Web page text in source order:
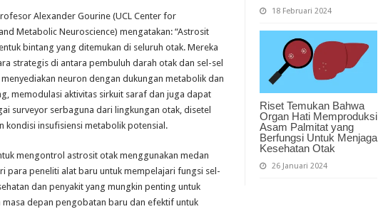
18 Februari 2024
Riset Temukan Bahwa
Organ Hati Memproduksi
Asam Palmitat yang
Berfungsi Untuk Menjaga
Kesehatan Otak
26 Januari 2024
Alexander Gourine (UCL Center for
Metabolic Neuroscience) mengatakan: “Astrosit
bintang yang ditemukan di seluruh otak. Mereka
strategis di antara pembuluh darah otak dan sel-sel
menyediakan neuron dengan dukungan metabolik dan
memodulasi aktivitas sirkuit saraf dan juga dapat
surveyor serbaguna dari lingkungan otak, disetel
kondisi insufisiensi metabolik potensial.
mengontrol astrosit otak menggunakan medan
para peneliti alat baru untuk mempelajari fungsi sel-
dan penyakit yang mungkin penting untuk
depan pengobatan baru dan efektif untuk